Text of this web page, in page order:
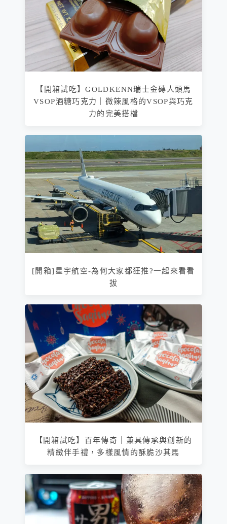
【開箱試吃】GOLDKENN瑞士金磚人頭馬
VSOP酒糖巧克力｜微辣風格的VSOP與巧克
力的完美搭檔
[開箱]星宇航空-為何大家都狂推?一起來看看
拔
【開箱試吃】百年傳奇｜兼具傳承與創新的
精緻伴手禮，多樣風情的酥脆沙其馬